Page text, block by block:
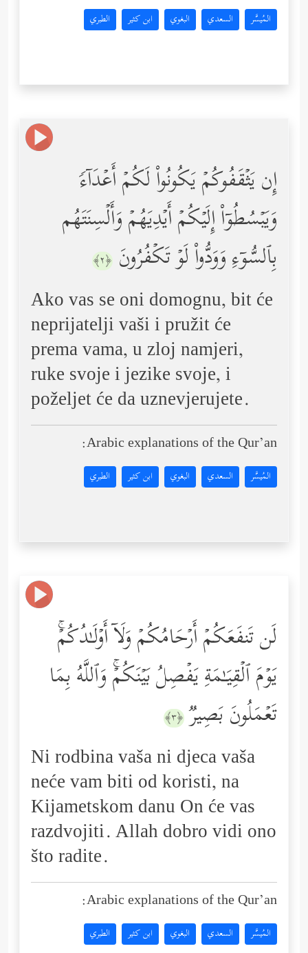
المُيسَّر السعدي البغوي ابن كثير الطبري
إِن یَثۡقَفُوكُمۡ یَكُونُواْ لَكُمۡ أَعۡدَاۤءࣰ
وَیَبۡسُطُوۤاْ إِلَیۡكُمۡ أَیۡدِیَهُمۡ وَأَلۡسِنَتَهُم
بِٱلسُّوۤءِ وَوَدُّواْ لَوۡ تَكۡفُرُونَ ﴿٢﴾
Ako vas se oni domognu, bit će
neprijatelji vaši i pružit će
prema vama, u zloj namjeri,
ruke svoje i jezike svoje, i
poželjet će da uznevjerujete.
Arabic explanations of the Qur’an:
المُيسَّر السعدي البغوي ابن كثير الطبري
لَن تَنفَعَكُمۡ أَرۡحَامُكُمۡ وَلَاۤ أَوۡلَـٰدُكُمۡۚ
یَوۡمَ ٱلۡقِیَـٰمَةِ یَفۡصِلُ بَیۡنَكُمۡۚ وَٱللَّهُ بِمَا
تَعۡمَلُونَ بَصِیرࣱ ﴿٣﴾
Ni rodbina vaša ni djeca vaša
neće vam biti od koristi, na
Kijametskom danu On će vas
razdvojiti. Allah dobro vidi ono
što radite.
Arabic explanations of the Qur’an:
المُيسَّر السعدي البغوي ابن كثير الطبري